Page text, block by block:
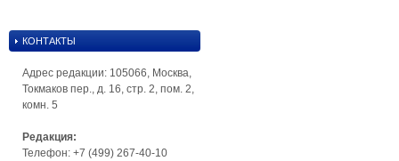
КОНТАКТЫ
Адрес редакции: 105066, Москва,
Токмаков пер., д. 16, стр. 2, пом. 2,
комн. 5
Редакция:
Телефон: +7 (499) 267-40-10